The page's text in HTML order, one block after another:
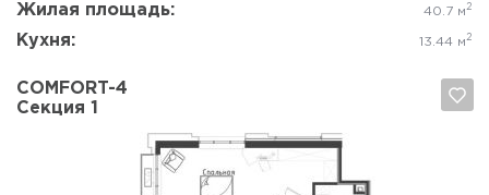
Жилая площадь: 40.7 м 2
Кухня: 13.44 м 2
COMFORT-4
Секция 1